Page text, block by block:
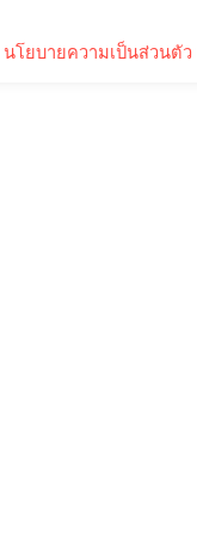
นโยบายความเป็นส่วนตัว